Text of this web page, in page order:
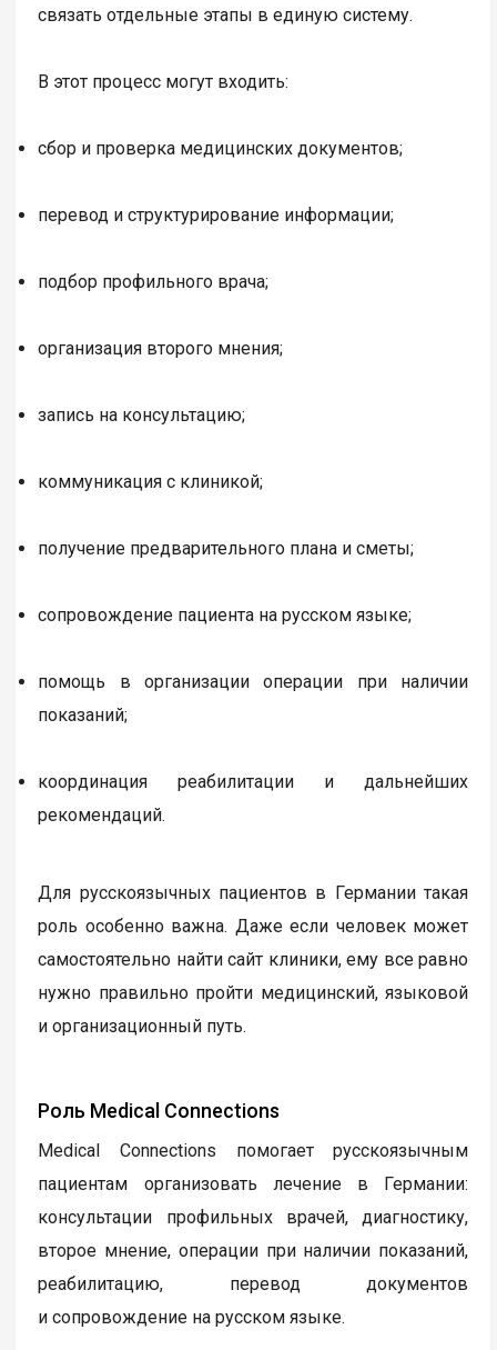
связать отдельные этапы в единую систему.
В этот процесс могут входить:
сбор и проверка медицинских документов;
перевод и структурирование информации;
подбор профильного врача;
организация второго мнения;
запись на консультацию;
коммуникация с клиникой;
получение предварительного плана и сметы;
сопровождение пациента на русском языке;
помощь в организации операции при наличии
показаний;
координация реабилитации и дальнейших
рекомендаций.
Для русскоязычных пациентов в Германии такая
роль особенно важна. Даже если человек может
самостоятельно найти сайт клиники, ему все равно
нужно правильно пройти медицинский, языковой
и организационный путь.
Роль Medical Connections
Medical Connections помогает русскоязычным
пациентам организовать лечение в Германии:
консультации профильных врачей, диагностику,
второе мнение, операции при наличии показаний,
реабилитацию, перевод документов
и сопровождение на русском языке.